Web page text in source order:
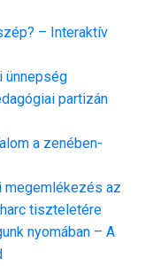
– Interaktív
ünnepség
partizán
a zenében-
megemlékezés az
tiszteletére
nyomában – A